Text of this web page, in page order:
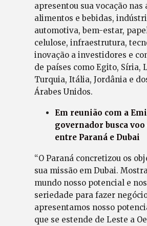
apresentou sua vocação nas
alimentos e bebidas,
automotiva, bem-estar,
celulose, infraestrutura,
inovação a investidores e
de países como Egito, Síria,
Turquia, Itália, Jordânia e
Árabes Unidos.
Em reunião com a
governador busca
entre Paraná e Dubai
“O Paraná concretizou os
sua missão em Dubai.
mundo nosso potencial e
seriedade para fazer
apresentamos nosso
que se estende de Leste a